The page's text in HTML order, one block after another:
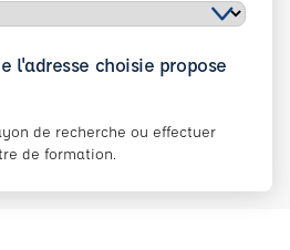
l'adresse choisie propose
de recherche ou effectuer
de formation.